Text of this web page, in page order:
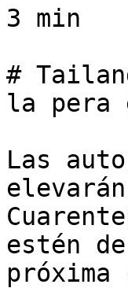
3 min
#
la pera
Las
estén
próxima